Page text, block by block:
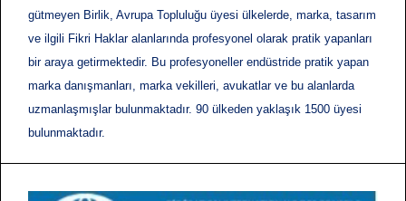
gütmeyen Birlik, Avrupa Topluluğu üyesi ülkelerde, marka, tasarım
ve ilgili Fikri Haklar alanlarında profesyonel olarak pratik yapanları
bir araya getirmektedir. Bu profesyoneller endüstride pratik yapan
marka danışmanları, marka vekilleri, avukatlar ve bu alanlarda
uzmanlaşmışlar bulunmaktadır. 90 ülkeden yaklaşık 1500 üyesi
bulunmaktadır.